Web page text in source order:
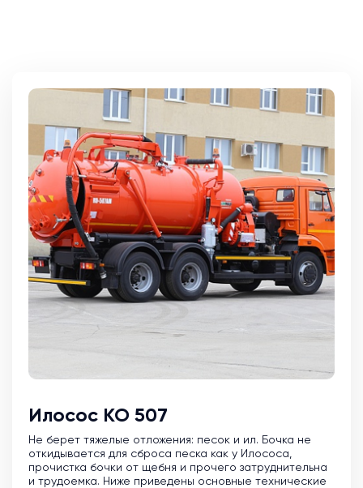
Илосос КО 507
Не берет тяжелые отложения: песок и ил. Бочка не
откидывается для сброса песка как у Илососа,
прочистка бочки от щебня и прочего затруднительна
и трудоемка. Ниже приведены основные технические